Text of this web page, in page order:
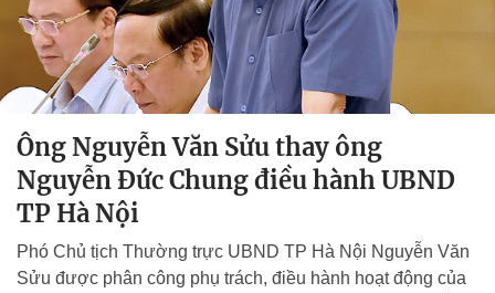
Ông Nguyễn Văn Sửu thay ông
Nguyễn Đức Chung điều hành UBND
TP Hà Nội
Phó Chủ tịch Thường trực UBND TP Hà Nội Nguyễn Văn
Sửu được phân công phụ trách, điều hành hoạt động của